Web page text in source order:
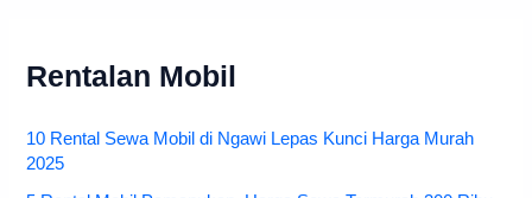
Rentalan Mobil
10 Rental Sewa Mobil di Ngawi Lepas Kunci Harga Murah
2025